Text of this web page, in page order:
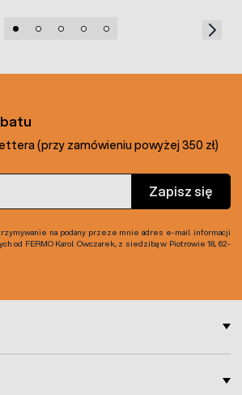
(przy zamówieniu powyżej 350 zł)
Zapisz się
na podany przeze mnie adres e-mail informacji
od FERMO Karol Owczarek, z siedzibą w Piotrowie 18, 62-